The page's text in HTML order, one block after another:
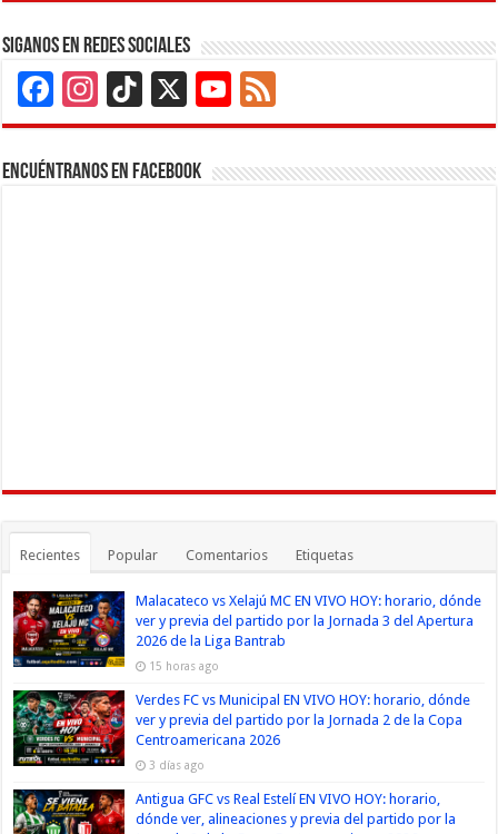
Siganos en Redes Sociales
Facebook
Instagram
TikTok
X
YouTube
Channel
Encuéntranos en Facebook
Recientes Popular Comentarios Etiquetas
Malacateco vs Xelajú MC EN VIVO HOY: horario, dónde
ver y previa del partido por la Jornada 3 del Apertura
2026 de la Liga Bantrab
15 horas ago
Verdes FC vs Municipal EN VIVO HOY: horario, dónde
ver y previa del partido por la Jornada 2 de la Copa
Centroamericana 2026
3 días ago
Antigua GFC vs Real Estelí EN VIVO HOY: horario,
dónde ver, alineaciones y previa del partido por la